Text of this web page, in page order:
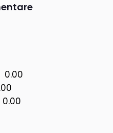
0.00
0.00